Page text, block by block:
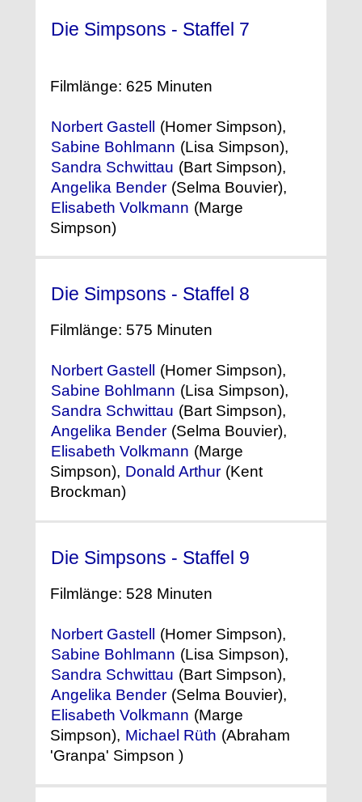
Die Simpsons - Staffel 7
Filmlänge: 625 Minuten
Norbert Gastell (Homer Simpson),
Sabine Bohlmann (Lisa Simpson),
Sandra Schwittau (Bart Simpson),
Angelika Bender (Selma Bouvier),
Elisabeth Volkmann (Marge
Simpson)
Die Simpsons - Staffel 8
Filmlänge: 575 Minuten
Norbert Gastell
(Homer Simpson),
Sabine Bohlmann (Lisa Simpson),
Sandra Schwittau (Bart Simpson),
Angelika Bender (Selma Bouvier),
Elisabeth Volkmann (Marge
Simpson), Donald Arthur (Kent
Brockman)
Die Simpsons - Staffel 9
Filmlänge: 528 Minuten
Norbert Gastell
(Homer Simpson),
Sabine Bohlmann (Lisa Simpson),
Sandra Schwittau (Bart Simpson),
Angelika Bender (Selma Bouvier),
Elisabeth Volkmann (Marge
Simpson), Michael Rüth (Abraham
'Granpa' Simpson )